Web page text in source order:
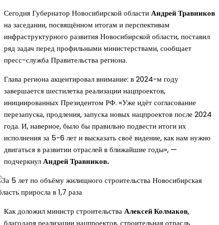
Сегодня Губернатор Новосибирской областиАндрей Травников
на заседании, посвящённом итогам и перспективам
инфраструктурного развития Новосибирской области, поставил
ряд задач перед профильными министерствами, сообщает
пресс-служба Правительства региона.
Глава региона акцентировал внимание: в 2024-м году
завершается шестилетка реализации нацпроектов,
инициированных Президентом РФ. «Уже идёт согласование
перезапуска, продления, запуска новых нацпроектов после 2024
года. И, наверное, было бы правильно подвести итоги их
исполнения за 5-6 лет и высказать своё видение, как нам нужно
двигаться в развитии отраслей в ближайшие годы», —
подчеркнулАндрей Травников.
Как доложил министр строительстваАлексей Колмаков,
благодаря реализации нацпроектов, строительная отрасль